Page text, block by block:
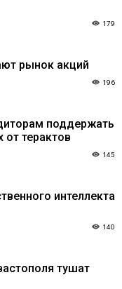
179
рынок акций
196
поддержать
терактов
145
интеллекта
140
тушат